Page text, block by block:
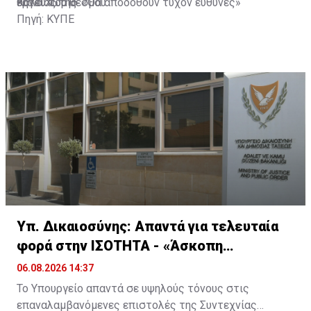
Πηγή: ΚΥΠΕ
Υπ. Δικαιοσύνης: Απαντά για τελευταία
φορά στην ΙΣΟΤΗΤΑ - «Άσκοπη
απασχόληση»
06.08.2026 14:37
Το Υπουργείο απαντά σε υψηλούς τόνους στις
επαναλαμβανόμενες επιστολές της Συντεχνίας